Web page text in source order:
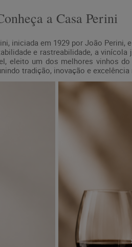
a Casa Perini
iniciada em 1929 por João Perini,
e rastreabilidade, a
eleito um dos melhores vinhos
tradição, inovação e